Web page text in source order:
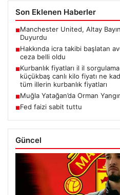
Son Eklenen Haberler
■Manchester United, Altay
Duyurdu
■Hakkında icra takibi başlatan
ceza belli oldu
■Kurbanlık fiyatları il il
küçükbaş canlı kilo fiyatı ne
tüm illerin kurbanlık fiyatları
■Muğla Yatağan’da Orman
■Fed faizi sabit tuttu
Güncel